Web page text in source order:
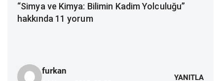
“Simya ve Kimya: Bilimin Kadim Yolculuğu”
hakkında 11 yorum
furkan
YANITLA